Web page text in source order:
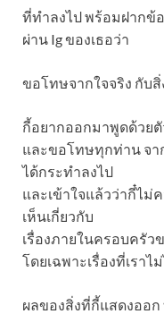
ที่ทำลงไป พร้อมฝากข้
ผ่าน Ig ของเธอว่า
ขอโทษจากใจจริง กับ
กี้อยากออกมาพูดด้วย
และขอโทษทุกท่าน จา
ได้กระทำลงไป
และเข้าใจแล้วว่ากี๋ไม่
เห็นเกี่ยวกับ
เรื่องภายในครอบครั
โดยเฉพาะเรื่องที่เราไ
ผลของสิ่งที่กี้แสดงออ